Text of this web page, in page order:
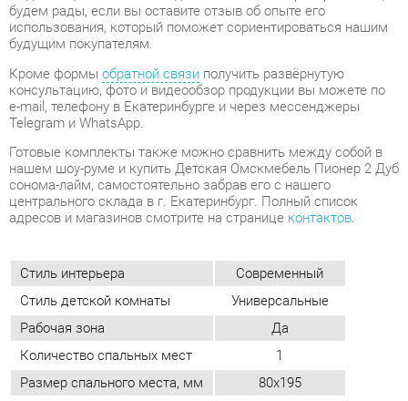
консультацию, фото и видеообзор продукции вы можете по
e-mail, телефону в Екатеринбурге и через мессенджеры
Telegram и WhatsApp.
Готовые комплекты также можно сравнить между собой в
нашем шоу-руме и купить Детская Омскмебель Пионер 2 Дуб
сонома-лайм, самостоятельно забрав его с нашего
центрального склада в г. Екатеринбург. Полный список
адресов и магазинов смотрите на странице
Стиль интерьера
Современный
Стиль детской комнаты
Универсальные
Количество спальных мест
1
Размер спального места, мм
80х195
Материал
Лдсп
Цвет
Дуб сонома/лайм
ОТЗЫВЫ